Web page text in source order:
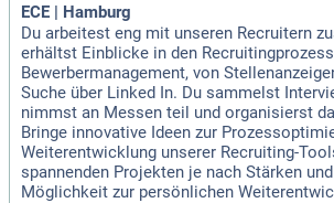
ECE | Hamburg
Du arbeitest eng mit unseren Recruitern
erhältst Einblicke in den
Bewerbermanagement, von
Suche über Linked In. Du sammelst
nimmst an Messen teil und organisierst
Bringe innovative Ideen zur
Weiterentwicklung unserer Recruiting-
spannenden Projekten je nach Stärken
Möglichkeit zur persönlichen